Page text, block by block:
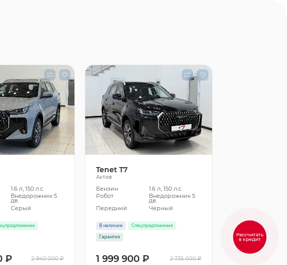
1.6 л, 150 л.с.
Внедорожник 5
дв.
Серый
₽ 2 940 000 ₽
Tenet T7
Актив
Бензин
1.6 л, 150 л.с.
Робот
Внедорожник 5
дв.
Передний
Черный
В наличии Спецпредложение
Гарантия
1 999 900 ₽ 2 735 000 ₽
Рассчитать
в кредит